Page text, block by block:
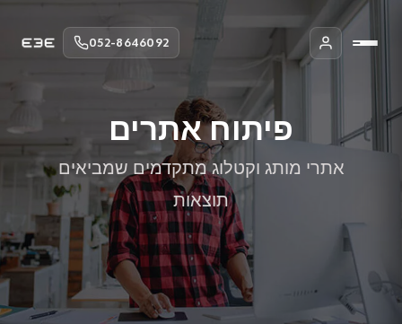
052-8646092
פיתוח אתרים
אתרי מותג וקטלוג מתקדמים שמביאים
תוצאות